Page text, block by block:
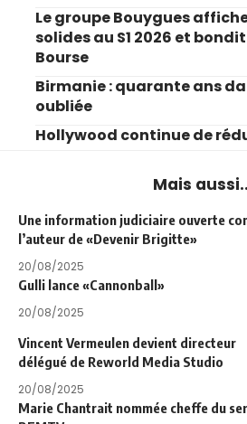
Le groupe Bouygues
solides au S1 2026 et bondit
Bourse
Birmanie : quarante ans
oubliée
Hollywood continue de
Mais
Une information judiciaire ouverte
l’auteur de «Devenir Brigitte»
20/08/2025
Gulli lance «Cannonball»
20/08/2025
Vincent Vermeulen devient directeur
délégué de Reworld Media Studio
20/08/2025
Marie Chantrait nommée cheffe du